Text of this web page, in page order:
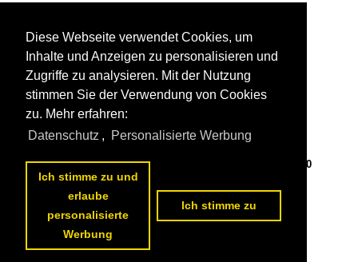
Rüdesheim a. Rhein, Brömserburg, erbaut von 1186 bis 1190
(30.01.2022) 
Deutschland / Hessen / LK Rheingau-Taunus-Kreis
186 1200x900 Px, 18.03.2022
Diese Webseite verwendet Cookies, um
Inhalte und Anzeigen zu personalisieren und
Zugriffe zu analysieren. Mit der Nutzung
stimmen Sie der Verwendung von Cookies
zu. Mehr erfahren:
Datenschutz , Personalisierte Werbung
Ich stimme zu und
erlaube
personalisierte
Werbung
Ich stimme zu